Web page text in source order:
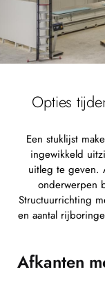
Opties
Een stuklijst
ingewikkeld
uitleg te geven.
onderwerpen
Structuurrichting
en aantal
Afkanten